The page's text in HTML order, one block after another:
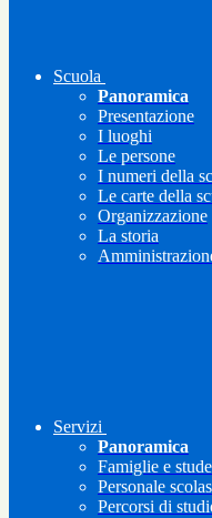
Scuola
Panoramica
Presentazione
I luoghi
Le persone
I numeri della
Le carte della
Organizzazione
La storia
Servizi
Panoramica
Famiglie e
Personale
Percorsi di